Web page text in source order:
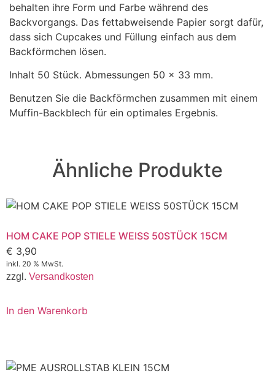
behalten ihre Form und Farbe während des
Backvorgangs. Das fettabweisende Papier sorgt dafür,
dass sich Cupcakes und Füllung einfach aus dem
Backförmchen lösen.
Inhalt 50 Stück. Abmessungen 50 x 33 mm.
Benutzen Sie die Backförmchen zusammen mit einem
Muffin-Backblech für ein optimales Ergebnis.
Ähnliche Produkte
HOM CAKE POP STIELE WEISS 50STÜCK 15CM
€ 3,90
inkl. 20 % MwSt.
zzgl. Versandkosten
In den Warenkorb